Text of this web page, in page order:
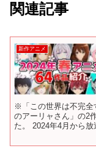
関連記事
新作アニメ
※「この世界は不完全
のアーリャさん」の2
た。 2024年4月から